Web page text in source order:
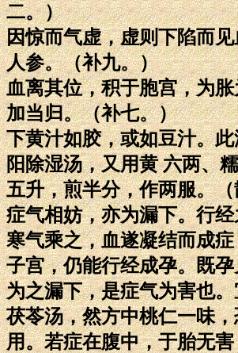
二。）
因惊而气虚，虚则下陷而
人参。（补九。）
血离其位，积于胞宫，为
加当归。（补七。）
下黄汁如胶，或如豆汁。
阳除湿汤，又用黄 六两、
五升，煎半分，作两服。
症气相妨，亦为漏下。行
寒气乘之，血遂凝结而成
子宫，仍能行经成孕。既
为之漏下，是症气为害也
茯苓汤，然方中桃仁一味
用。若症在腹中，于胎无